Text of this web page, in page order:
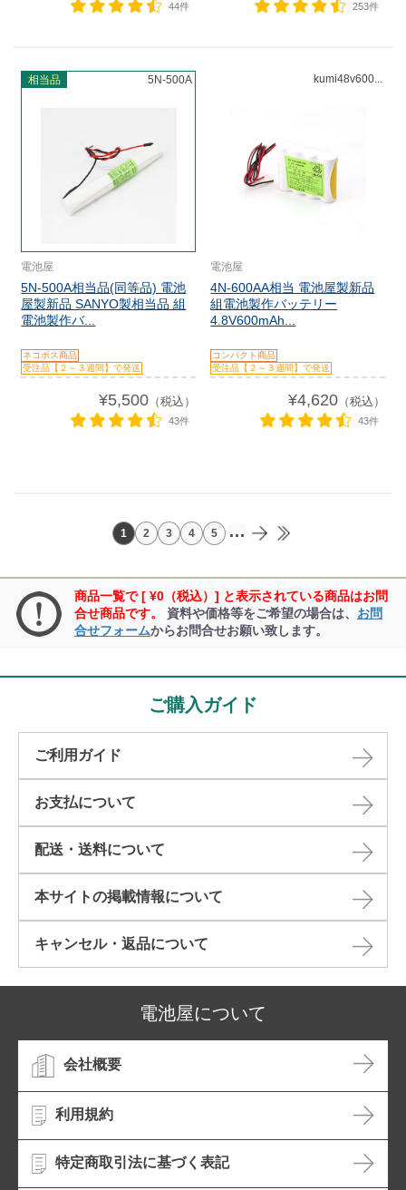
44件 253件
相当品 5N-500A
電池屋
5N-500A相当品(同等品) 電池
屋製新品 SANYO製相当品 組
電池製作バ...
ネコポス商品
受注品【２～３週間】で発送
¥5,500（税込）
43件
kumi48v600...
電池屋
4N-600AA相当 電池屋製新品
組電池製作バッテリー
4.8V600mAh...
コンパクト商品
受注品【２～３週間】で発送
¥4,620（税込）
43件
1 2 3 4 5 ...
商品一覧で [ ¥0（税込）] と表示されている商品はお問
合せ商品です。
資料や価格等をご希望の場合は、 お問
合せフォームからお問合せお願い致します。
ご購入ガイド
ご利用ガイド
お支払について
配送・送料について
本サイトの掲載情報について​
キャンセル・返品について​
電池屋について
会社概要
利用規約
特定商取引法に基づく表記